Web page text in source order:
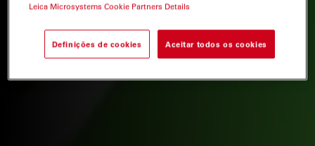
Leica Microsystems Cookie Partners Details
Definições de cookies Aceitar todos os cookies